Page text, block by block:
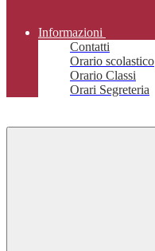
Informazioni
Contatti
Orario scolastico
Orario Classi
Orari Segreteria